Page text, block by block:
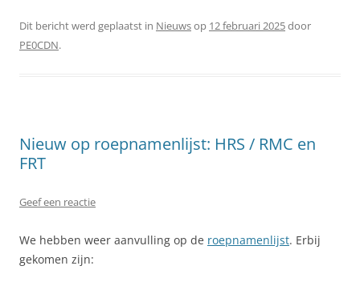
Dit bericht werd geplaatst in Nieuwsop 12 februari 2025door
PE0CDN.
Nieuw op roepnamenlijst: HRS / RMC en
FRT
Geef een reactie
We hebben weer aanvulling op de roepnamenlijst. Erbij
gekomen zijn: